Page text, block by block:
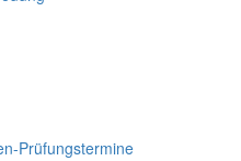
Prüfungstermine